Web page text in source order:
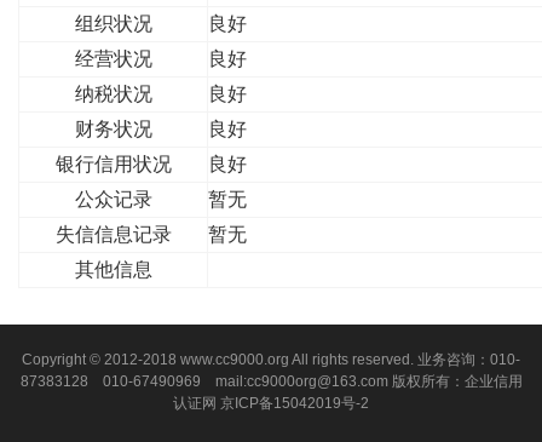
组织状况
良好
经营状况
良好
纳税状况
良好
财务状况
良好
银行信用状况
良好
公众记录
暂无
失信信息记录
暂无
其他信息
Copyright © 2012-2018 www.cc9000.org All rights reserved. 业务咨询：010-
87383128 010-67490969 mail:cc9000org@163.com 版权所有：企业信用
认证网 京ICP备15042019号-2